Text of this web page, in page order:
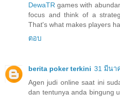
DewaTR games with
focus and think of a
That's what makes players
ตอบ
berita poker terkini 31 มีนา
Agen judi online saat ini
dan tentunya anda bingung